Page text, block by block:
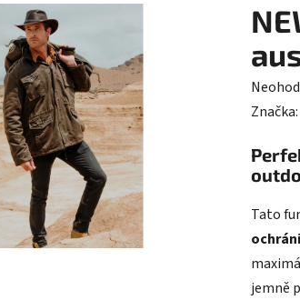
je
0,0
z
5
Značka:
Tato
jemně